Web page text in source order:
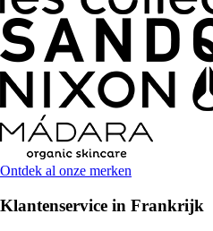
Ontdek al onze merken
Klantenservice in Frankrijk